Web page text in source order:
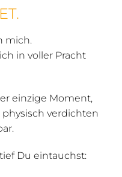
mich.
in voller Pracht
einzige Moment,
verdichten
Du eintauchst: